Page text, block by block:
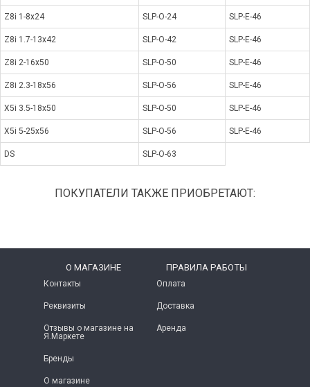
Z8i 1-8x24 SLP-O-24 SLP-E-46
Z8i 1.7-13x42 SLP-O-42 SLP-E-46
Z8i 2-16x50 SLP-O-50 SLP-E-46
Z8i 2.3-18x56 SLP-O-56 SLP-E-46
X5i 3.5-18x50 SLP-O-50 SLP-E-46
X5i 5-25x56 SLP-O-56 SLP-E-46
DS SLP-O-63
ПОКУПАТЕЛИ ТАКЖЕ ПРИОБРЕТАЮТ:
O МАГАЗИНЕ
Контакты
Реквизиты
Отзывы о магазине на
Я.Маркете
Бренды
О магазине
ПРАВИЛА РАБОТЫ
Оплата
Доставка
Аренда